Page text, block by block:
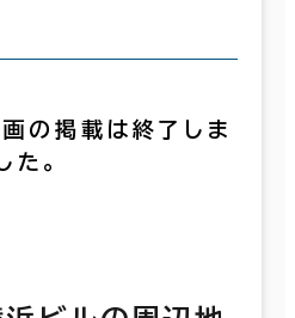
の掲載は終了しま
た。